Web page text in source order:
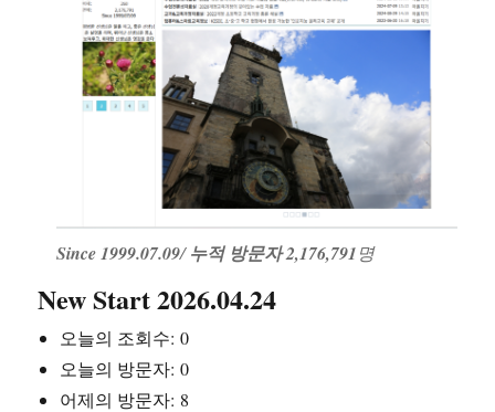
Since 1999.07.09/누적 방문자 2,176,791명
New Start 2026.04.24
오늘의 조회수:0
오늘의 방문자:0
어제의 방문자: 8